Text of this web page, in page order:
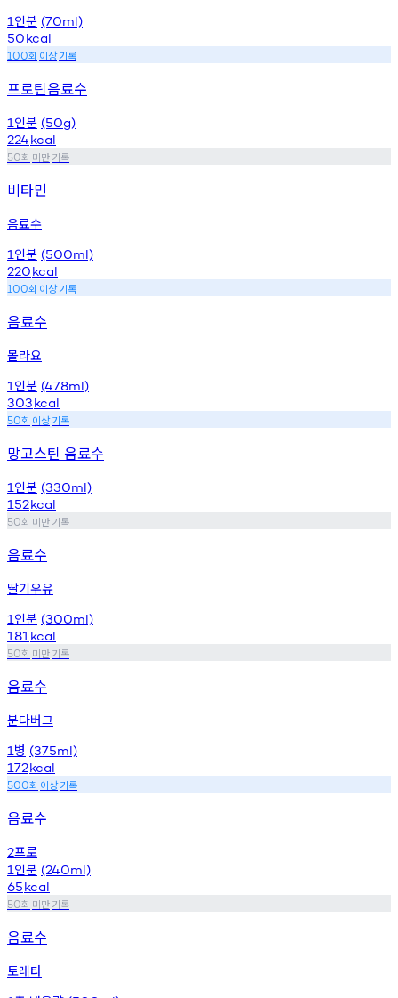
1 인분 (70ml)
50kcal
100회 이상기록
프로틴음료수
1 인분 (50g)
224kcal
50회 미만기록
비타민
음료수
1 인분 (500ml)
220kcal
100회 이상기록
음료수
몰라요
1 인분 (478ml)
303kcal
50회 이상기록
망고스틴 음료수
1 인분 (330ml)
152kcal
50회 미만기록
음료수
딸기우유
1 인분 (300ml)
181 kcal
50회 미만기록
음료수
분다버그
1 병 (375ml)
172kcal
500회 이상기록
음료수
2프로
1 인분 (240ml)
65kcal
50회 미만기록
음료수
토레타